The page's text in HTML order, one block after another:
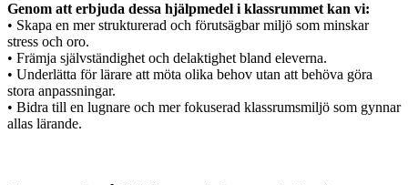
Genom att erbjuda dessa hjälpmedel i klassrummet kan vi:
• Skapa en mer strukturerad och förutsägbar miljö som minskar
stress och oro.
• Främja självständighet och delaktighet bland eleverna.
• Underlätta för lärare att möta olika behov utan att behöva göra
stora anpassningar.
• Bidra till en lugnare och mer fokuserad klassrumsmiljö som gynnar
allas lärande.